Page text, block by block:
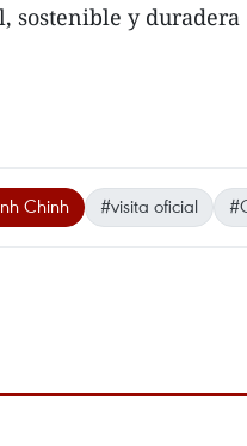
sostenible y duradera
Chinh #visita oficial